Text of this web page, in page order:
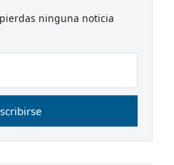
ninguna noticia